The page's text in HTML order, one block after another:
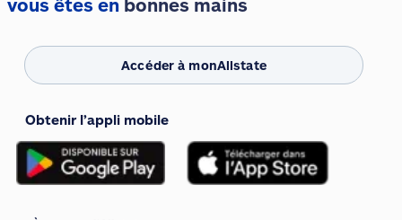
vous êtes en bonnes mains
Accéder à monAllstate
Obtenir l’appli mobile